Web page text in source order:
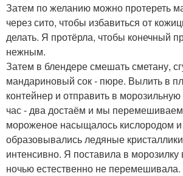
Затем по желанию можно протереть
через сито, чтобы избавиться от
делать. Я протёрла, чтобы конечный
нежным.
Затем в блендере смешать сметану,
мандариновый сок - пюре. Вылить в
контейнер и отправить в
час - два достаём и мы
мороженое насыщалось кислородом
образовывались ледяные
интенсивно. Я поставила в морозилку
ночью естественно не перемешивала.